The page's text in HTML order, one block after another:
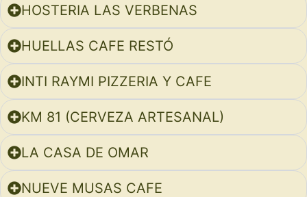
HOSTERIA LAS VERBENAS
HUELLAS CAFE RESTÓ
INTI RAYMI PIZZERIA Y CAFE
KM 81 (CERVEZA ARTESANAL)
LA CASA DE OMAR
NUEVE MUSAS CAFE